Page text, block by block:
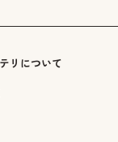
リについて